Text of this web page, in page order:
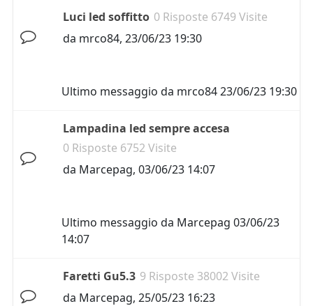
Luci led soffitto 0 Risposte 6749 Visite
da mrco84, 23/06/23 19:30
Ultimo messaggio da mrco8423/06/23 19:30
Lampadina led sempre accesa
0 Risposte 6752 Visite
da Marcepag, 03/06/23 14:07
Ultimo messaggio da Marcepag 03/06/23
14:07
Faretti Gu5.3 9 Risposte 38002 Visite
da Marcepag, 25/05/23 16:23